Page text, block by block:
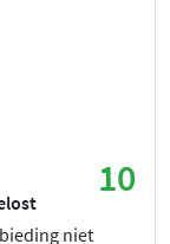
10
niet